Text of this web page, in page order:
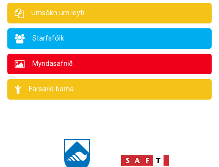
Umsókn um leyfi
Starfsfólk
Myndasafnið
Farsæld barna